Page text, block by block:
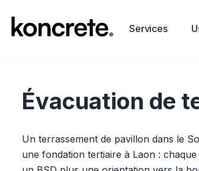
Services
Évacuation de
Un terrassement de pavillon dans le
une fondation tertiaire à Laon :